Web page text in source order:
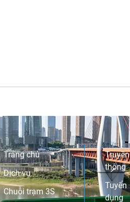
Trang chủ
Dịch vụ
Chuỗi trạm 3S
Truyền
thông
Tuyển
dụng